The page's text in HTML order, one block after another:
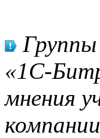
«1С-
мнения